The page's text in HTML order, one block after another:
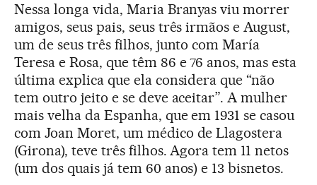
Nessa longa vida, Maria Branyas viu morrer
amigos, seus pais, seus três irmãos e August,
um de seus três filhos, junto com María
Teresa e Rosa, que têm 86 e 76 anos, mas esta
última explica que ela considera que “não
tem outro jeito e se deve aceitar”. A mulher
mais velha da Espanha, que em 1931 se casou
com Joan Moret, um médico de Llagostera
(Girona), teve três filhos. Agora tem 11 netos
(um dos quais já tem 60 anos) e 13 bisnetos.